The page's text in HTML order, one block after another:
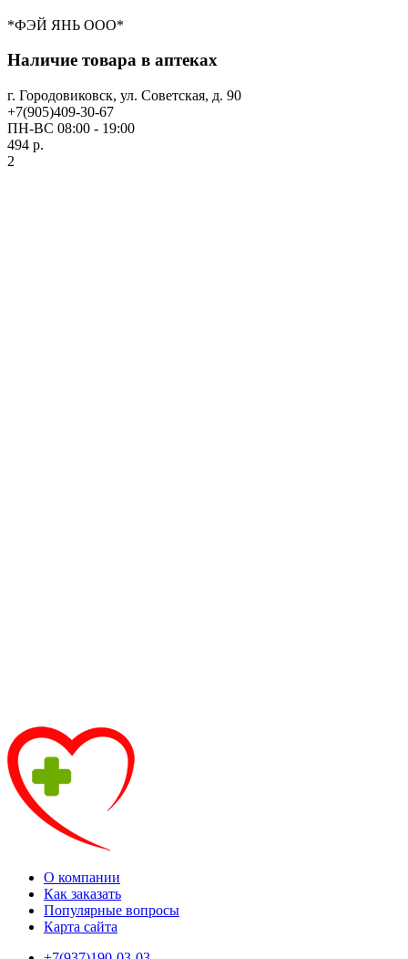
*ФЭЙ ЯНЬ ООО*
Наличие товара в аптеках
г. Городовиковск, ул. Советская, д. 90
+7(905)409-30-67
ПН-ВС 08:00 - 19:00
494 р.
2
О компании
Как заказать
Популярные вопросы
Карта сайта